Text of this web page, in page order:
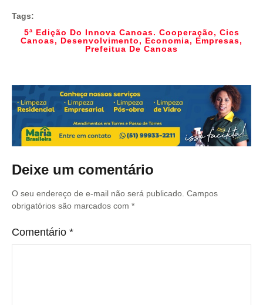
Tags:
5ª Edição Do Innova Canoas. Cooperação, Cics
Canoas, Desenvolvimento, Economia, Empresas,
Prefeitua De Canoas
Deixe um comentário
O seu endereço de e-mail não será publicado. Campos
obrigatórios são marcados com *
Comentário *